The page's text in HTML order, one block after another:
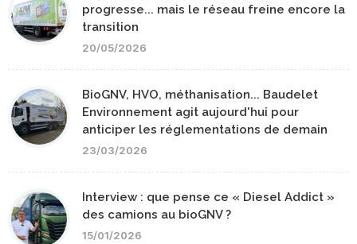
progresse... mais le réseau freine encore la
transition
20/05/2026
BioGNV, HVO, méthanisation... Baudelet
Environnement agit aujourd'hui pour
anticiper les réglementations de demain
23/03/2026
Interview : que pense ce « Diesel Addict »
des camions au bioGNV ?
15/01/2026